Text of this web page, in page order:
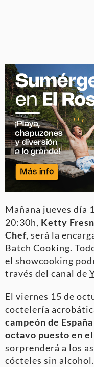
Mañana jueves día
20:30h, Ketty
Chef, será la
Batch Cooking.
el showcooking
través del canal de
El viernes 15 de
coctelería
campeón de
octavo puesto en
sorprenderá a los
cócteles sin